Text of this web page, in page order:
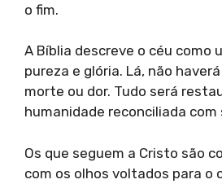
o fim.
A Bíblia descreve o céu como
pureza e glória. Lá, não
morte ou dor. Tudo será
humanidade reconciliada com
Os que seguem a Cristo são
com os olhos voltados para o